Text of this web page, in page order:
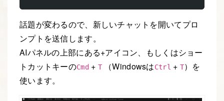
話題が変わるので、新しいチャットを開いてプロ
ンプトを送信します。
AIパネルの上部にある+アイコン、もしくはショー
トカットキーのCmd+ T（WindowsはCtrl + T）を
使います。